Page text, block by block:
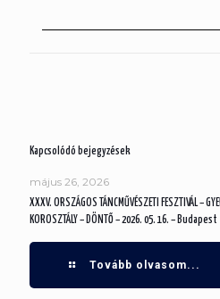
Kapcsolódó bejegyzések
május 26, 2026
XXXV. ORSZÁGOS TÁNCMŰVÉSZETI FESZTIVÁL –
KOROSZTÁLY – DÖNTŐ – 2026. 05. 16. – Budapest
Tovább olvasom...